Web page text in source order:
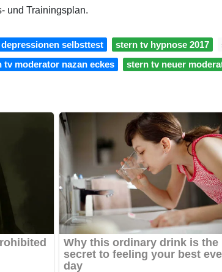
und Trainingsplan.
selbsttest stern tv hypnose 2017
tv moderator nazan eckes
stern tv neuer